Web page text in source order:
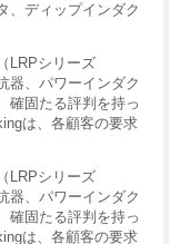
、ディップインダク
LRPシリーズ
器、パワーインダク
確固たる評判を持っ
は、各顧客の要求
LRPシリーズ
器、パワーインダク
確固たる評判を持っ
は、各顧客の要求